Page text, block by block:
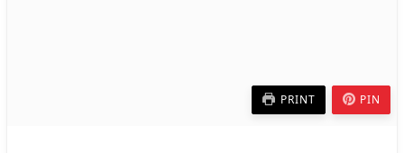
PRINT PIN